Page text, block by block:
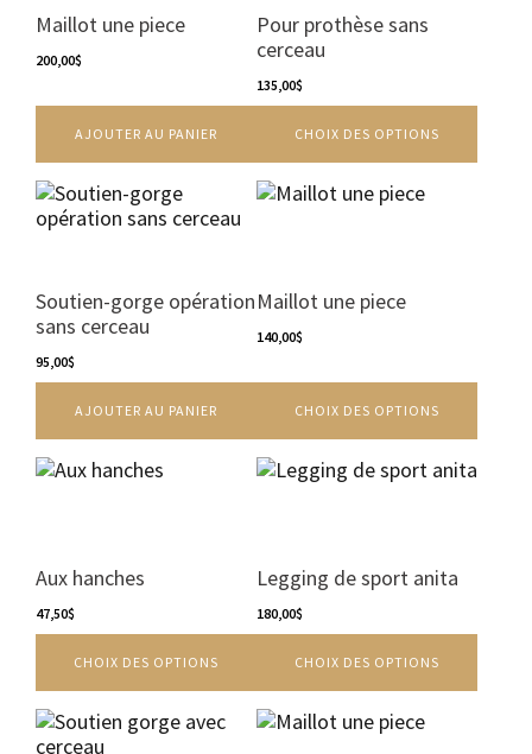
Maillot une piece
200,00$
AJOUTER AU PANIER
Pour prothèse sans
cerceau
135,00$
CHOIX DES OPTIONS
variations.
Les
options
peuvent
être
choisies
sur
la
Soutien-gorge opération
sans cerceau
95,00$
AJOUTER AU PANIER
Maillot une piece
140,00$
CHOIX DES OPTIONS
Ce
variations.
Les
options
être
choisies
sur
la
page
Aux hanches
47,50$
CHOIX DES OPTIONS
Ce
variations.
Les
options
peuvent
choisies
sur
la
Legging de sport anita
180,00$
CHOIX DES OPTIONS
Ce
variations.
Les
options
peuvent
choisies
sur
Ce
produit